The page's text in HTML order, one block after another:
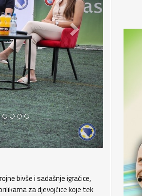
bivše i sadašnje igračice,
za djevojčice koje tek